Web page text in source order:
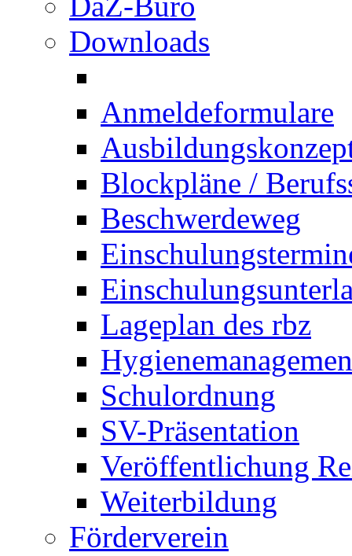
Downloads
Anmeldeformulare
Blockpläne /
Beschwerdeweg
Lageplan des rbz
Schulordnung
SV-Präsentation
Veröffentlichung
Weiterbildung
Förderverein